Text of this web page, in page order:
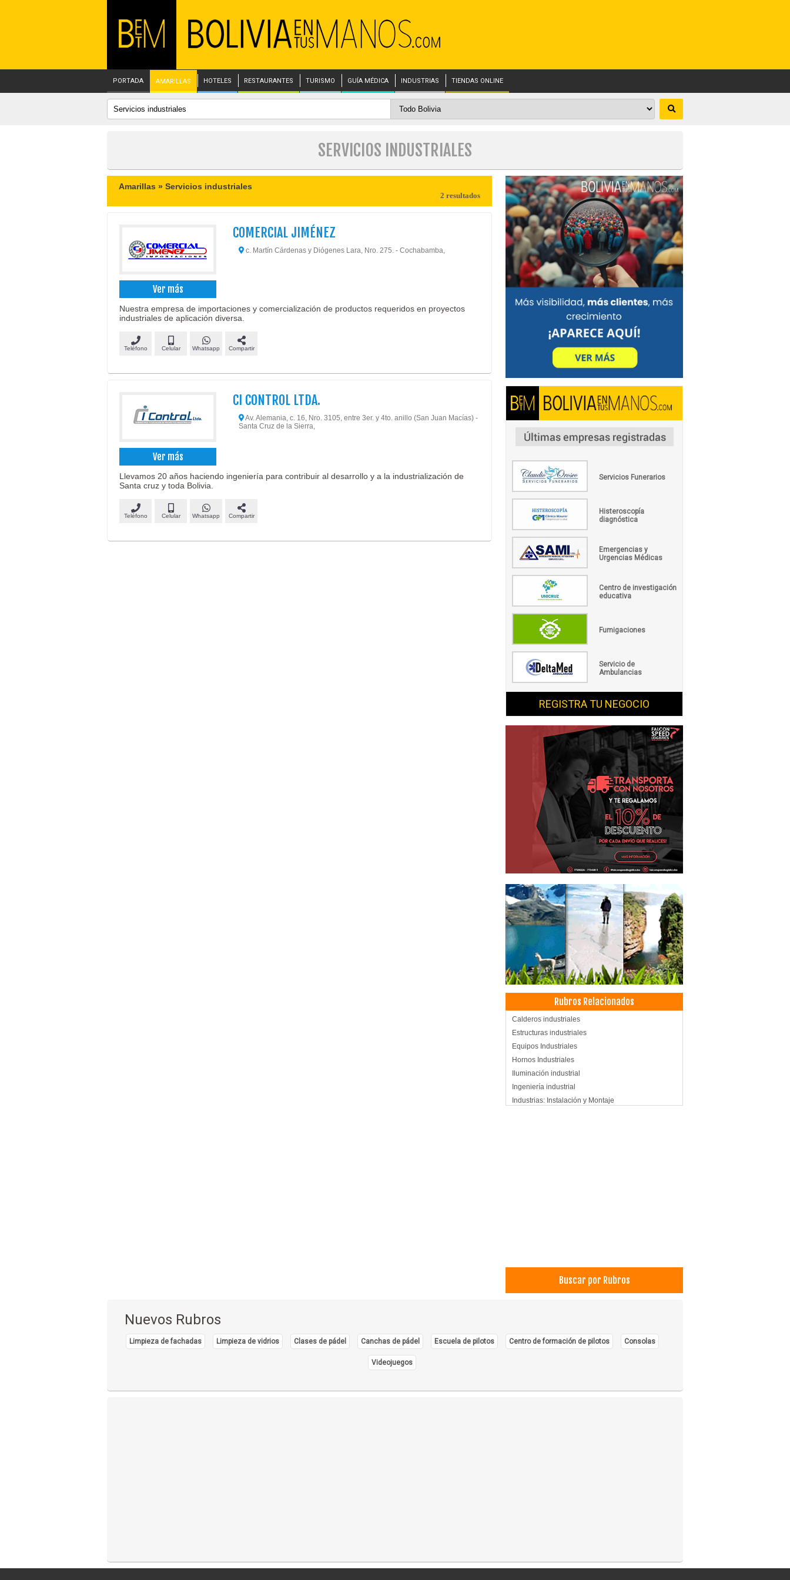
PORTADA AMARILLAS HOTELES RESTAURANTES TURISMO GUÍA MÉDICA INDUSTRIAS TIENDAS ONLINE
SERVICIOS INDUSTRIALES
Amarillas » Servicios industriales
2 resultados
Ver más
COMERCIAL JIMÉNEZ
c. Martín Cárdenas y Diógenes Lara, Nro. 275. - Cochabamba,
Nuestra empresa de importaciones y comercialización de productos requeridos en proyectos
industriales de aplicación diversa.
Teléfono Celular Whatsapp Compartir
Ver más
CI CONTROL LTDA.
Av. Alemania, c. 16, Nro. 3105, entre 3er. y 4to. anillo (San Juan Macías) -
Santa Cruz de la Sierra,
Llevamos 20 años haciendo ingeniería para contribuir al desarrollo y a la industrialización de
Santa cruz y toda Bolivia.
Teléfono Celular Whatsapp Compartir
Servicios Funerarios
Histeroscopía
diagnóstica
Emergencias y
Urgencias Médicas
Centro de investigación
educativa
Fumigaciones
Servicio de
Ambulancias
REGISTRA TU NEGOCIO
Rubros Relacionados
Calderos industriales
Estructuras industriales
Equipos Industriales
Hornos Industriales
Iluminación industrial
Ingeniería industrial
Industrias: Instalación y Montaje
Buscar por Rubros
Nuevos Rubros
Limpieza de fachadas Limpieza de vidrios Clases de pádel Canchas de pádel Escuela de pilotos Centro de formación de pilotos Consolas
Videojuegos